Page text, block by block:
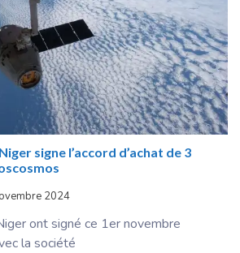
signe l’accord d’achat de 3
2024
ont signé ce 1er novembre
la société